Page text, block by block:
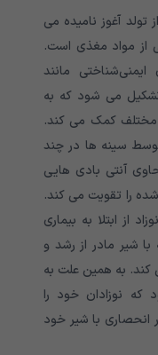
آغوز نامیده می
از مواد مغذی است.
مانند
تشکیل می شود که به
مختلف کمک می کند.
توسط سینه ها در چند
آنتی بادی هایی
را تقویت می کند.
از ابتلا به بیماری
شیر مادر از رشد و
کند. به همین علت به
که نوزادان خود را
طور انحصاری با شیر خود